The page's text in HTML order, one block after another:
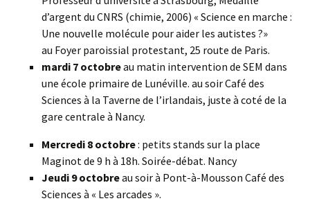
d’argent du CNRS (chimie, 2006) « Science en marche :
Une nouvelle molécule pour aider les autistes ?»
au Foyer paroissial protestant, 25 route de Paris.
mardi 7 octobreau matin intervention de SEM dans
une école primaire de Lunéville. au soir Café des
Sciences à la Taverne de l’irlandais, juste à coté de la
gare centrale à Nancy.
Mercredi 8 octobre: petits stands sur la place
Maginot de 9 h à 18h. Soirée-débat. Nancy
Jeudi 9 octobreau soir à Pont-à-Mousson Café des
Sciences à « Les arcades ».